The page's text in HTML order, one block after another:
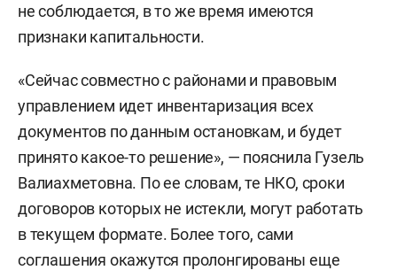
не соблюдается, в то же время имеются
признаки капитальности.
«Сейчас совместно с районами и правовым
управлением идет инвентаризация всех
документов по данным остановкам, и будет
принято какое-то решение», — пояснила Гузель
Валиахметовна. По ее словам, те НКО, сроки
договоров которых не истекли, могут работать
в текущем формате. Более того, сами
соглашения окажутся пролонгированы еще